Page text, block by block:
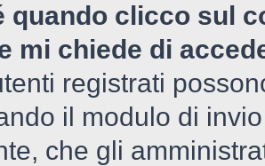
quando clicco sul
mi chiede di
registrati
il modulo di
che gli